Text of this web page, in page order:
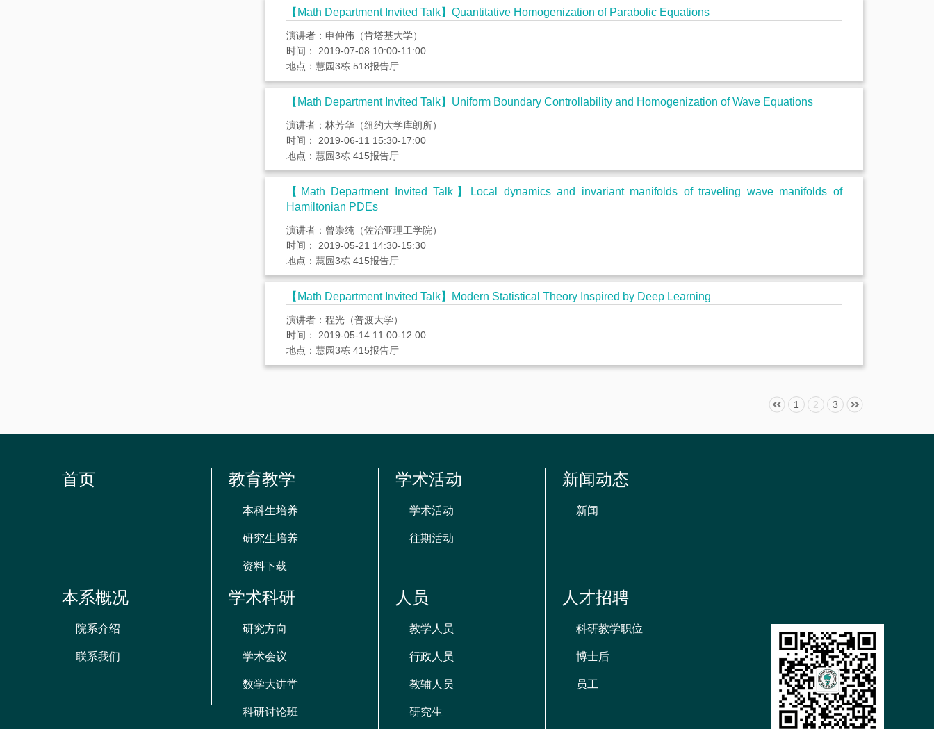
【Math Department Invited Talk】Quantitative Homogenization of Parabolic Equations
演讲者：申仲伟（肯塔基大学）
时间： 2019-07-08 10:00-11:00
地点：慧园3栋 518报告厅
【Math Department Invited Talk】Uniform Boundary Controllability and Homogenization of Wave Equations
演讲者：林芳华（纽约大学库朗所）
时间： 2019-06-11 15:30-17:00
地点：慧园3栋 415报告厅
【Math Department Invited Talk】Local dynamics and invariant manifolds of traveling wave manifolds of
Hamiltonian PDEs
演讲者：曾崇纯（佐治亚理工学院）
时间： 2019-05-21 14:30-15:30
地点：慧园3栋 415报告厅
【Math Department Invited Talk】Modern Statistical Theory Inspired by Deep Learning
演讲者：程光（普渡大学）
时间： 2019-05-14 11:00-12:00
地点：慧园3栋 415报告厅
1 2 3
首页 教育教学
本科生培养
研究生培养
资料下载
学术活动
学术活动
往期活动
新闻动态
新闻
本系概况
院系介绍
联系我们
学术科研
研究方向
学术会议
数学大讲堂
科研讨论班
人员
教学人员
行政人员
教辅人员
研究生
人才招聘
科研教学职位
博士后
员工